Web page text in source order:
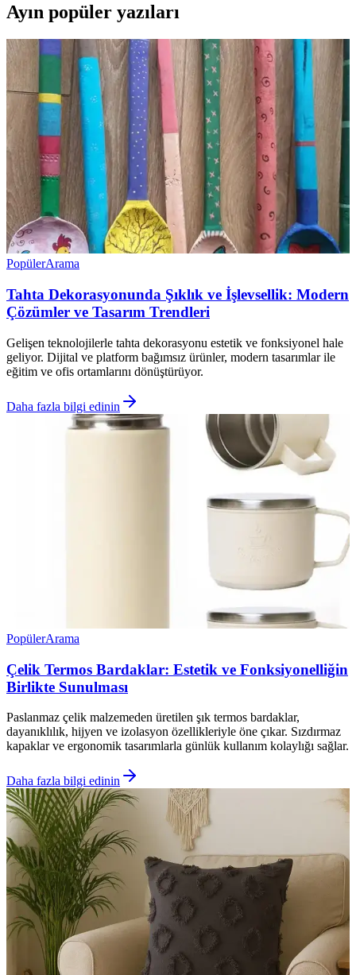
Ayın popüler yazıları
PopülerArama
Tahta Dekorasyonunda Şıklık ve İşlevsellik: Modern
Çözümler ve Tasarım Trendleri
Gelişen teknolojilerle tahta dekorasyonu estetik ve fonksiyonel hale
geliyor. Dijital ve platform bağımsız ürünler, modern tasarımlar ile
eğitim ve ofis ortamlarını dönüştürüyor.
Daha fazla bilgi edinin
PopülerArama
Çelik Termos Bardaklar: Estetik ve Fonksiyonelliğin
Birlikte Sunulması
Paslanmaz çelik malzemeden üretilen şık termos bardaklar,
dayanıklılık, hijyen ve izolasyon özellikleriyle öne çıkar. Sızdırmaz
kapaklar ve ergonomik tasarımlarla günlük kullanım kolaylığı sağlar.
Daha fazla bilgi edinin